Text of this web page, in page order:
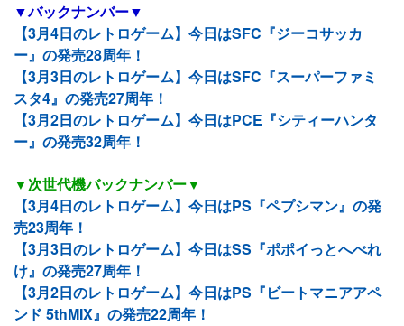
▼バックナンバー▼
【3月4日のレトロゲーム】今日はSFC『ジーコサッカ
ー』の発売28周年！
【3月3日のレトロゲーム】今日はSFC『スーパーファミ
スタ4』の発売27周年！
【3月2日のレトロゲーム】今日はPCE『シティーハンタ
ー』の発売32周年！
▼次世代機バックナンバー▼
【3月4日のレトロゲーム】今日はPS『ペプシマン』の発
売23周年！
【3月3日のレトロゲーム】今日はSS『ポポイっとへべれ
け』の発売27周年！
【3月2日のレトロゲーム】今日はPS『ビートマニアアペ
ンド 5thMIX』の発売22周年！